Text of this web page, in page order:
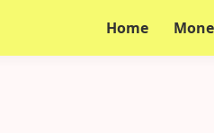
Home